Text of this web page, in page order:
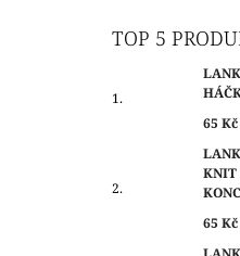
TOP 5
65 Kč
KNIT
65 Kč